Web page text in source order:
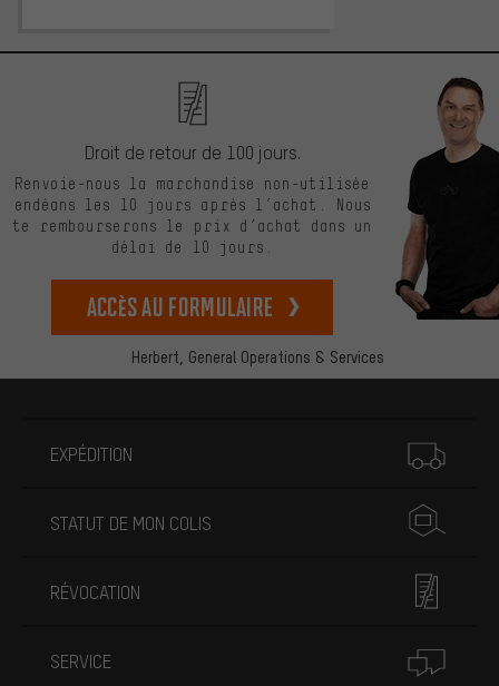
Herbert, General Operations & Services
Droit de retour de 100 jours.
Renvoie-nous la marchandise non-utilisée
endéans les 10 jours après l’achat. Nous
te rembourserons le prix d’achat dans un
délai de 10 jours.
Accès au formulaire
EXPÉDITION
STATUT DE MON COLIS
RÉVOCATION
SERVICE